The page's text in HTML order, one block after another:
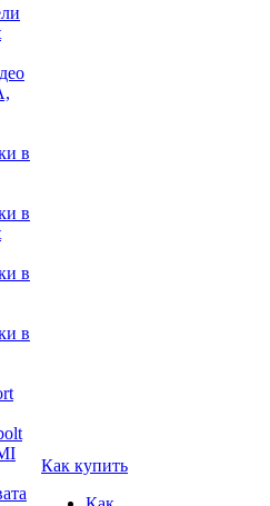
в
в
в
в
Как купить